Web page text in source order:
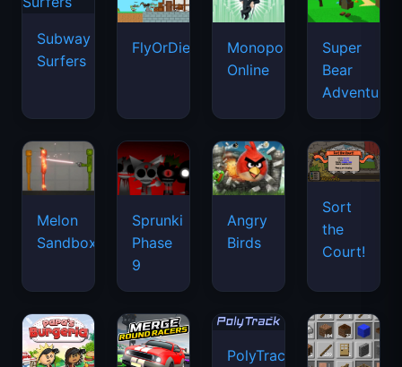
Subway
Surfers
FlyOrDie.io
Monopoly
Online
Super
Bear
Adventure
Melon
Sandbox
Sprunki
Phase
9
Angry
Birds
Sort
the
Court!
PolyTrack